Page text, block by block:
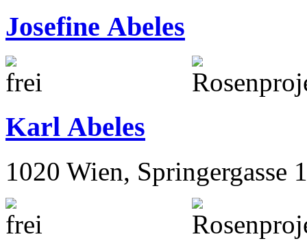
Josefine Abeles
Karl Abeles
1020 Wien, Springergasse